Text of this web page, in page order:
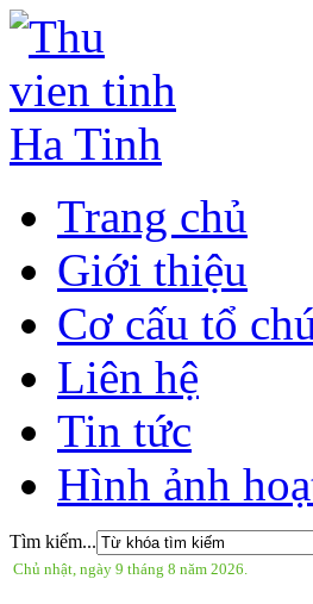
Trang chủ
Giới thiệu
Cơ cấu tổ
Liên hệ
Tin tức
Hình ảnh
Tìm kiếm...
Chủ nhật, ngày 9 tháng 8 năm 2026.